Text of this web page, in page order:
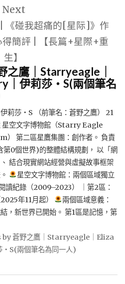
Next
《碰我超痛的[星际]》作
簡評 | 【長篇+星際+重
生】
之鷹｜Starryeagle｜
｜伊莉莎・S(兩個筆名
莉莎・S （前筆名：蒼野之鷹） 21
星空文字博物館（Starry Eagle
第二區星鷹集團：創作者。 負責
第0個世界)的整體結構規劃， 以「網
結合現實網站經營與虛擬故事框架
星空文字博物館：兩個區域獨立
讀紀錄（2009–2023） ｜第2區：
年11月起）
兩個區域意義：
，新世界已開始。 第1區是記憶，第
蒼野之鷹｜Starryeagle｜Eliza
S(兩個筆名為同一人)